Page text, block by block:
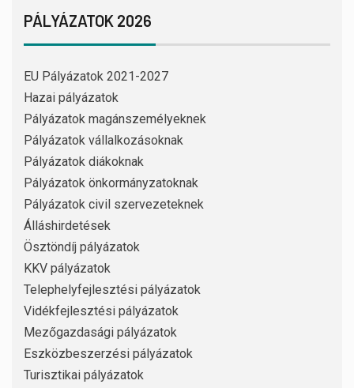
PÁLYÁZATOK 2026
EU Pályázatok 2021-2027
Hazai pályázatok
Pályázatok magánszemélyeknek
Pályázatok vállalkozásoknak
Pályázatok diákoknak
Pályázatok önkormányzatoknak
Pályázatok civil szervezeteknek
Álláshirdetések
Ösztöndíj pályázatok
KKV pályázatok
Telephelyfejlesztési pályázatok
Vidékfejlesztési pályázatok
Mezőgazdasági pályázatok
Eszközbeszerzési pályázatok
Turisztikai pályázatok